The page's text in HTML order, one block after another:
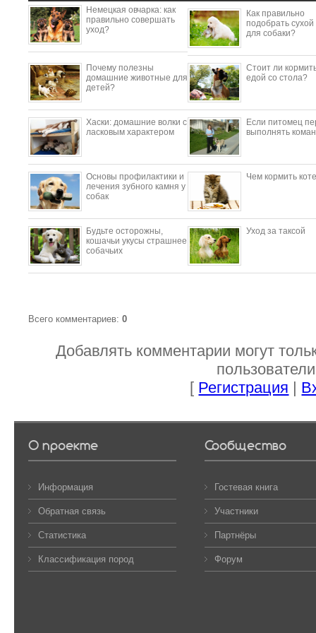
Немецкая овчарка: как
правильно совершать
уход?
Как правильно
подобрать сухой
для собаки?
Почему полезны
домашние животные для
детей?
Стоит ли
едой со стола?
​Хаски: домашние волки с
ласковым характером
Если питомец
выполнять
Основы профилактики и
лечения зубного камня у
собак
Чем кормить
Будьте осторожны,
кошачьи укусы страшнее
собачьих
Уход за таксой
Всего комментариев: 0
Добавлять комментарии могут
[ Регистрация |
О проекте
Информация
Обратная связь
Статистика
Классификация пород
Сообщество
Гостевая книга
Участники
Партнёры
Форум